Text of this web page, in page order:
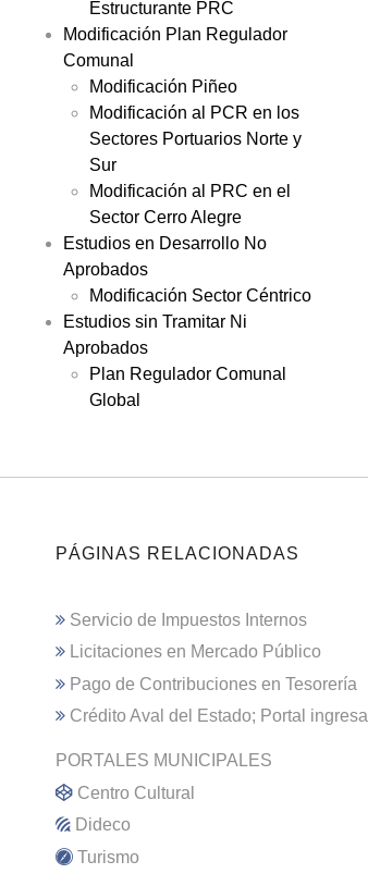
Estructurante PRC
Modificación Plan Regulador
Comunal
Modificación Piñeo
Modificación al PCR en los
Sectores Portuarios Norte y
Sur
Modificación al PRC en el
Sector Cerro Alegre
Estudios en Desarrollo No
Aprobados
Modificación Sector Céntrico
Estudios sin Tramitar Ni
Aprobados
Plan Regulador Comunal
Global
PÁGINAS RELACIONADAS
Servicio de Impuestos Internos
Licitaciones en Mercado Público
Pago de Contribuciones en Tesorería
Crédito Aval del Estado; Portal ingresa
PORTALES MUNICIPALES
Centro Cultural
Dideco
Turismo